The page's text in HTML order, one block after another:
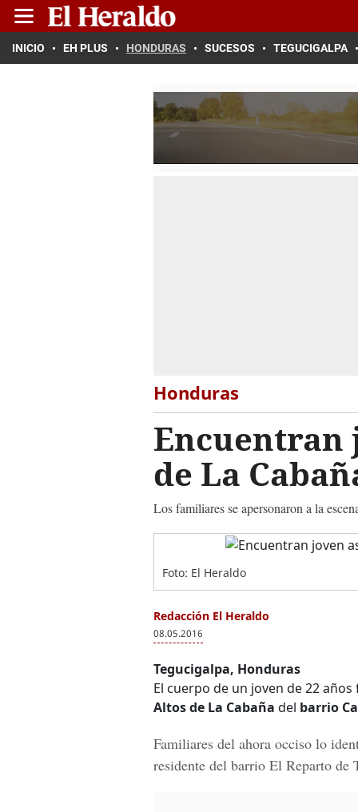
INICIO EH PLUS HONDURAS SUCESOS TEGUCIGALPA
Honduras
Encuentran
de La
Los familiares se apersonaron a la
Foto: El Heraldo
Redacción El Heraldo
08.05.2016
Tegucigalpa, Honduras
El cuerpo de un joven de 22
Altos de La Cabaña del barrio
Familiares del ahora occiso lo
residente del barrio El Reparto de